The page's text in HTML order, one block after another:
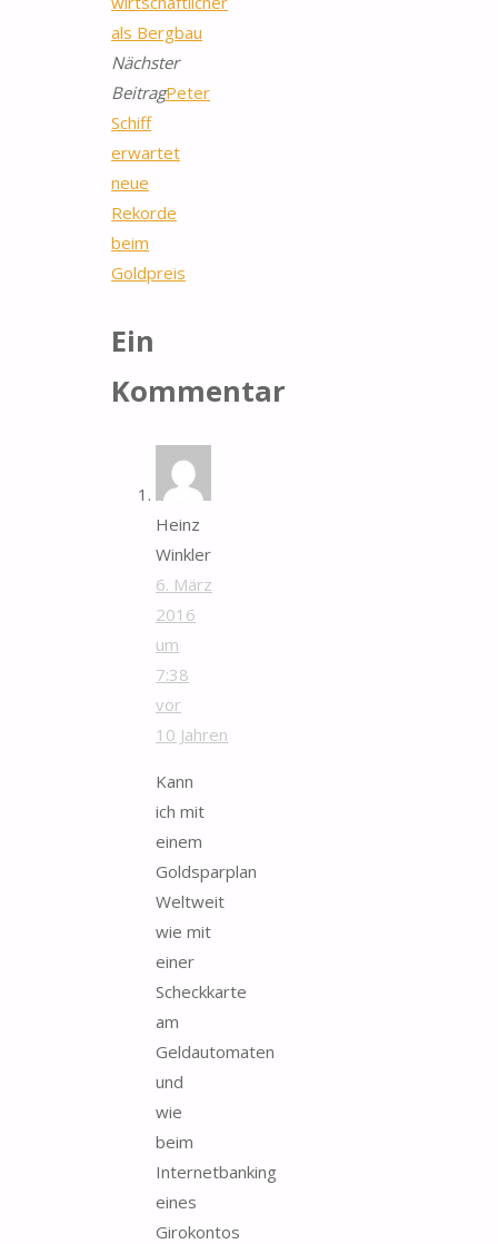
als Bergbau
Nächster
BeitragPeter
Schiff
erwartet
neue
Rekorde
beim
Goldpreis
Ein
Kommentar
Heinz
Winkler
6. März
2016
um
7:38
vor
10 Jahren
Kann
ich mit
einem
Goldsparplan
Weltweit
wie mit
einer
Scheckkarte
am
Geldautomaten
und
wie
beim
Internetbanking
eines
Girokontos